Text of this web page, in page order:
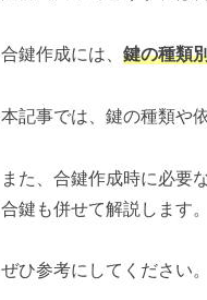
合鍵作成には、 鍵の種類
本記事では、鍵の種類や
また、合鍵作成時に必要
合鍵も併せて解説します。
ぜひ参考にしてください。